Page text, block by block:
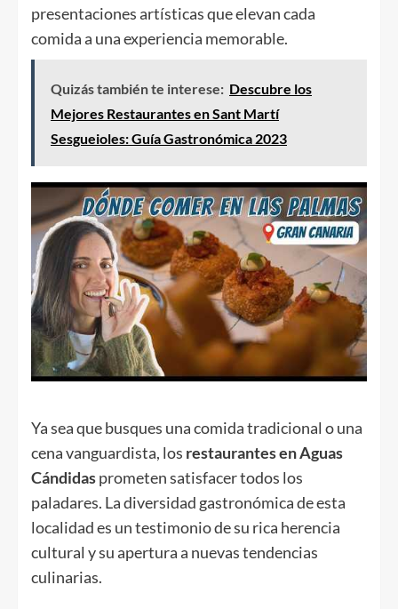
presentaciones artísticas que elevan cada
comida a una experiencia memorable.
Quizás también te interese: Descubre los
Mejores Restaurantes en Sant Martí
Sesgueioles: Guía Gastronómica 2023
Ya sea que busques una comida tradicional o una
cena vanguardista, los restaurantes en Aguas
Cándidasprometen satisfacer todos los
paladares. La diversidad gastronómica de esta
localidad es un testimonio de su rica herencia
cultural y su apertura a nuevas tendencias
culinarias.